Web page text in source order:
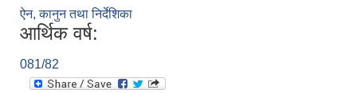
ऐन, कानुन तथा निर्देशिका
आर्थिक वर्ष:
081/82